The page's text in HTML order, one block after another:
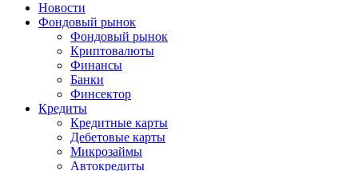
Новости
Фондовый рынок
Фондовый рынок
Криптовалюты
Финансы
Банки
Финсектор
Кредиты
Кредитные карты
Дебетовые карты
Микрозаймы
Автокредиты